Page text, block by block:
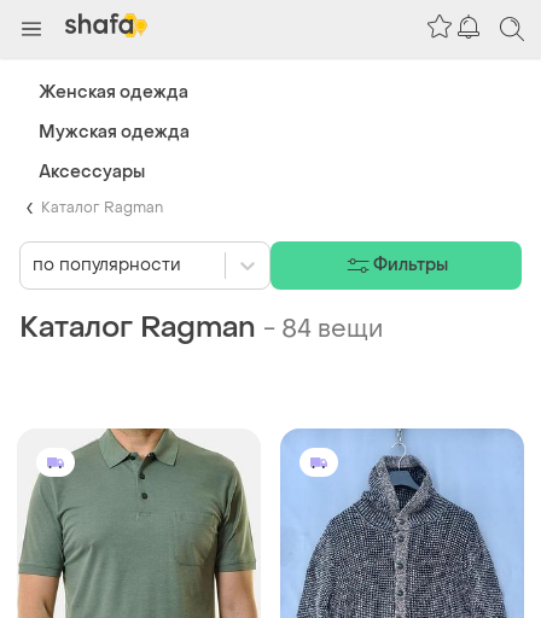
Каталог Ragman
Каталог Ragman - 84 вещи
по популярности Фильтры
Женская одежда
Мужская одежда
Аксессуары